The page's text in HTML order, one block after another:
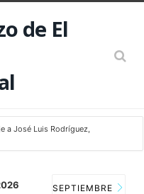
a José Luis Rodríguez,
SEPTIEMBRE